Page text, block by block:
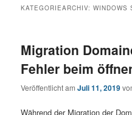
KATEGORIEARCHIV:WINDOWS
Migration
Fehler beim
Veröffentlicht amJuli 11, 2019
Während der Migration der